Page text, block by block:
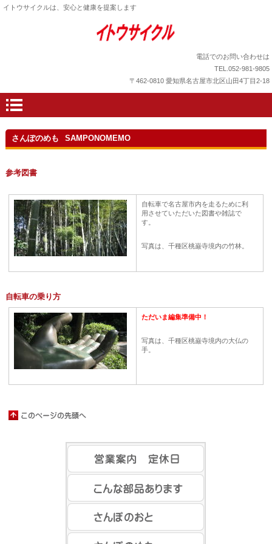
イトウサイクルは、安心と健康を提案します
電話でのお問い合わせは
TEL.052-981-9805
〒462-0810 愛知県名古屋市北区山田4丁目2-18
さんぽのめも SAMPONOMEMO
参考図書
自転車で名古屋市内を走るために利
用させていただいた図書や雑誌で
す。
写真は、千種区桃巌寺境内の竹林。
自転車の乗り方
ただいま編集準備中！
写真は、千種区桃巌寺境内の大仏の
手。